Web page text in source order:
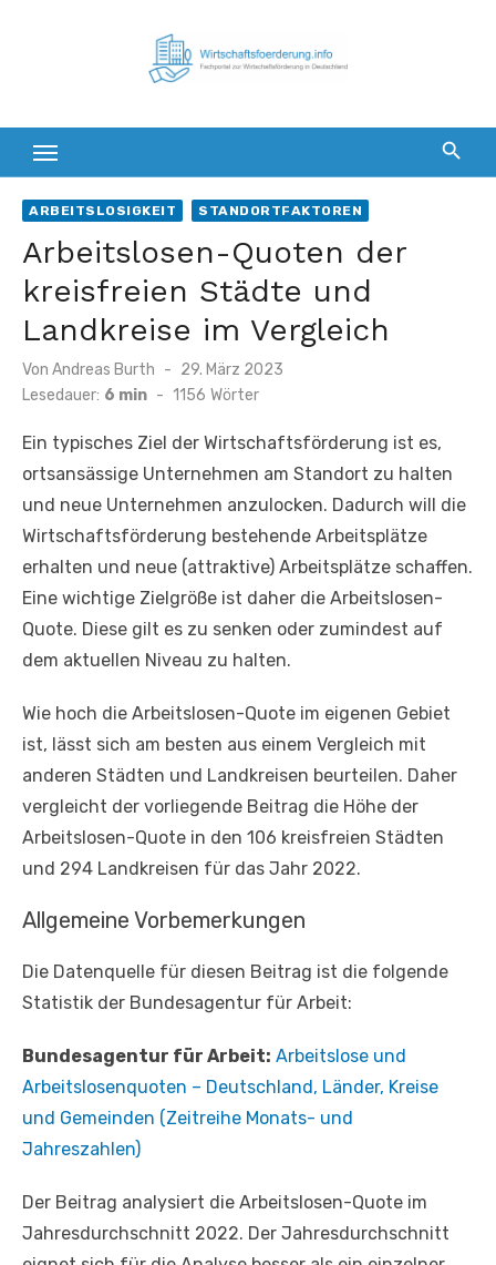
ARBEITSLOSIGKEIT STANDORTFAKTOREN
Arbeitslosen-Quoten der
kreisfreien Städte und
Landkreise im Vergleich
Von Andreas Burth
Veröffentlicht
am
29. März 2023
Lesedauer: 6 min - 1156 Wörter
Ein typisches Ziel der Wirtschaftsförderung ist es,
ortsansässige Unternehmen am Standort zu halten
und neue Unternehmen anzulocken. Dadurch will die
Wirtschaftsförderung bestehende Arbeitsplätze
erhalten und neue (attraktive) Arbeitsplätze schaffen.
Eine wichtige Zielgröße ist daher die Arbeitslosen-
Quote. Diese gilt es zu senken oder zumindest auf
dem aktuellen Niveau zu halten.
Wie hoch die Arbeitslosen-Quote im eigenen Gebiet
ist, lässt sich am besten aus einem Vergleich mit
anderen Städten und Landkreisen beurteilen. Daher
vergleicht der vorliegende Beitrag die Höhe der
Arbeitslosen-Quote in den 106 kreisfreien Städten
und 294 Landkreisen für das Jahr 2022.
Allgemeine Vorbemerkungen
Die Datenquelle für diesen Beitrag ist die folgende
Statistik der Bundesagentur für Arbeit:
Bundesagentur für Arbeit: Arbeitslose und
Arbeitslosenquoten – Deutschland, Länder, Kreise
und Gemeinden (Zeitreihe Monats- und
Jahreszahlen)
Der Beitrag analysiert die Arbeitslosen-Quote im
Jahresdurchschnitt 2022. Der Jahresdurchschnitt